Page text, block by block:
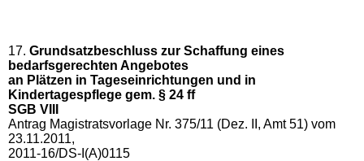
17. Grundsatzbeschluss zur Schaffung eines
bedarfsgerechten Angebotes
an Plätzen in Tageseinrichtungen und in
Kindertagespflege gem. § 24 ff
SGB VIII
Antrag Magistratsvorlage Nr. 375/11 (Dez. II, Amt 51) vom
23.11.2011,
2011-16/DS-I(A)0115